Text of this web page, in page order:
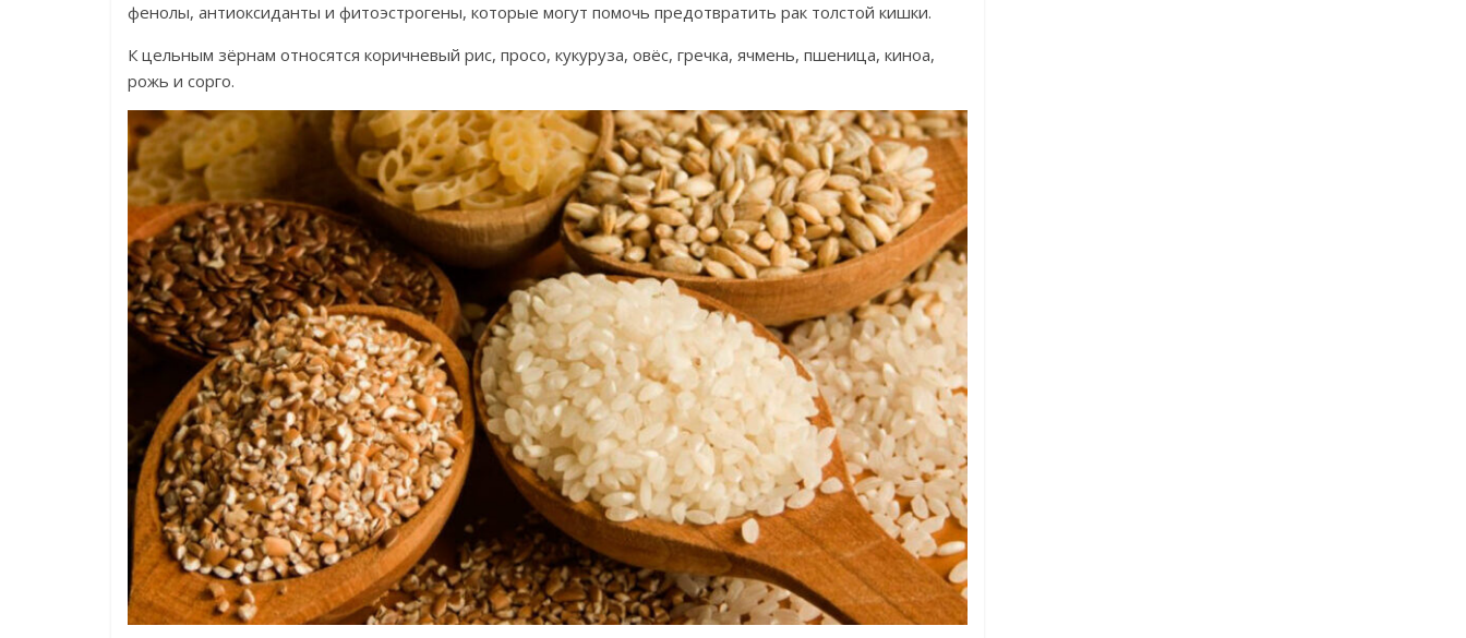
фенолы, антиоксиданты и фитоэстрогены, которые могут помочь предотвратить рак толстой кишки.
К цельным зёрнам относятся коричневый рис, просо, кукуруза, овёс, гречка, ячмень, пшеница, киноа,
рожь и сорго.